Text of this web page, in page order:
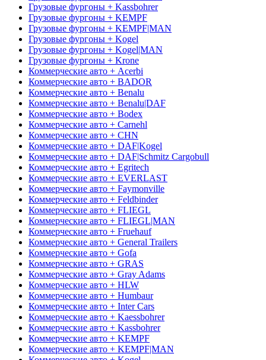
Грузовые фургоны + Kassbohrer
Грузовые фургоны + KEMPF
Грузовые фургоны + KEMPF|MAN
Грузовые фургоны + Kogel
Грузовые фургоны + Kogel|MAN
Грузовые фургоны + Krone
Коммерческие авто + Acerbi
Коммерческие авто + BADOR
Коммерческие авто + Benalu
Коммерческие авто + Benalu|DAF
Коммерческие авто + Bodex
Коммерческие авто + Carnehl
Коммерческие авто + CHN
Коммерческие авто + DAF|Kogel
Коммерческие авто + DAF|Schmitz Cargobull
Коммерческие авто + Egritech
Коммерческие авто + EVERLAST
Коммерческие авто + Faymonville
Коммерческие авто + Feldbinder
Коммерческие авто + FLIEGL
Коммерческие авто + FLIEGL|MAN
Коммерческие авто + Fruehauf
Коммерческие авто + General Trailers
Коммерческие авто + Gofa
Коммерческие авто + GRAS
Коммерческие авто + Gray Adams
Коммерческие авто + HLW
Коммерческие авто + Humbaur
Коммерческие авто + Inter Cars
Коммерческие авто + Kaessbohrer
Коммерческие авто + Kassbohrer
Коммерческие авто + KEMPF
Коммерческие авто + KEMPF|MAN